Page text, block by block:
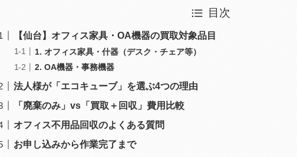
目次
【仙台】オフィス家具・OA機器の買取対象品目
1. オフィス家具・什器（デスク・チェア等）
2. OA機器・事務機器
法人様が「エコキューブ」を選ぶ4つの理由
「廃棄のみ」vs「買取＋回収」費用比較
オフィス不用品回収のよくある質問
お申し込みから作業完了まで